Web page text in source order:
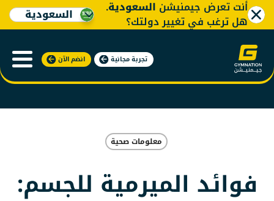
تجربة مجانية انضم الآن
أنت تعرض جيمنيشن السعودية.
هل ترغب في تغيير دولتك؟ السعودية
معلومات صحية
فوائد الميرمية للجسم: